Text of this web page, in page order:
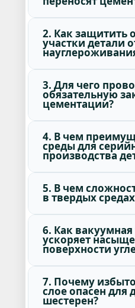
2. Как защитить
участки детали
3. Для чего
обязательную
цементации?
4. В чем
среды для
производства
5. В чем
в твердых
6. Как вакуумная
ускоряет
поверхности
7. Почему
слое опасен для
шестерен?